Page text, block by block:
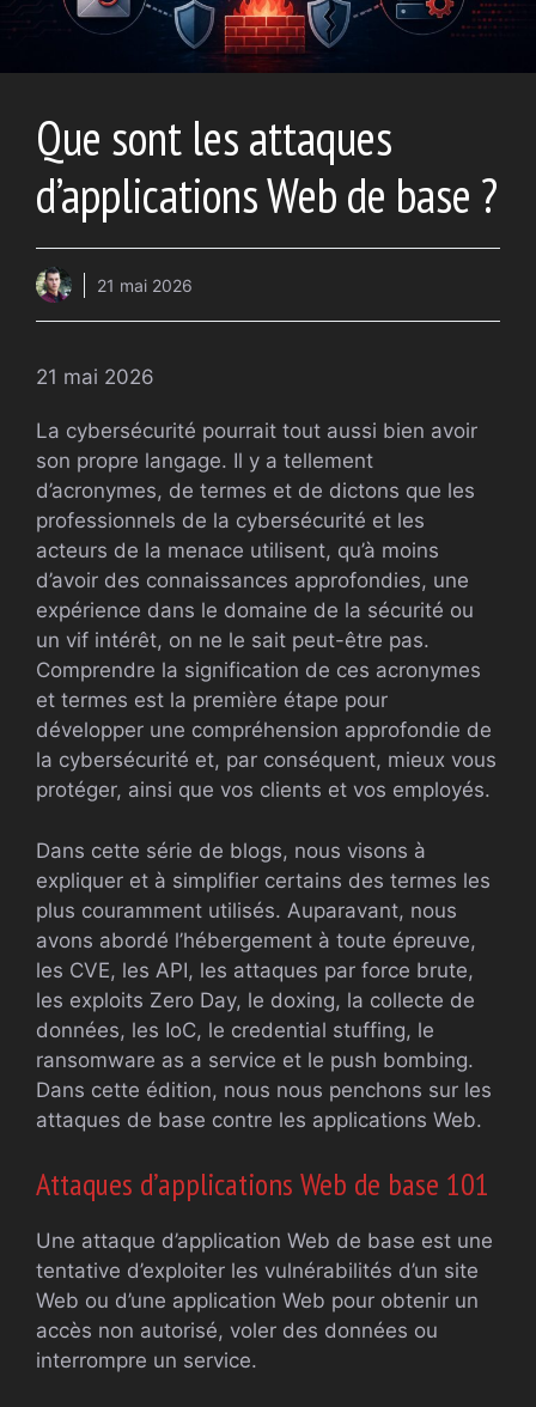
Que sont les attaques
d’applications Web de base ?
21 mai 2026
21 mai 2026
La cybersécurité pourrait tout aussi bien avoir
son propre langage. Il y a tellement
d’acronymes, de termes et de dictons que les
professionnels de la cybersécurité et les
acteurs de la menace utilisent, qu’à moins
d’avoir des connaissances approfondies, une
expérience dans le domaine de la sécurité ou
un vif intérêt, on ne le sait peut-être pas.
Comprendre la signification de ces acronymes
et termes est la première étape pour
développer une compréhension approfondie de
la cybersécurité et, par conséquent, mieux vous
protéger, ainsi que vos clients et vos employés.
Dans cette série de blogs, nous visons à
expliquer et à simplifier certains des termes les
plus couramment utilisés. Auparavant, nous
avons abordé l’hébergement à toute épreuve,
les CVE, les API, les attaques par force brute,
les exploits Zero Day, le doxing, la collecte de
données, les IoC, le credential stuffing, le
ransomware as a service et le push bombing.
Dans cette édition, nous nous penchons sur les
attaques de base contre les applications Web.
Attaques d’applications Web de base 101
Une attaque d’application Web de base est une
tentative d’exploiter les vulnérabilités d’un site
Web ou d’une application Web pour obtenir un
accès non autorisé, voler des données ou
interrompre un service.